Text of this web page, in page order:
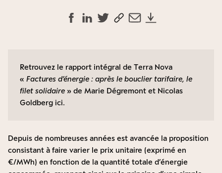
Retrouvez le rapport intégral de Terra Nova
« Factures d’énergie : après le bouclier tarifaire, le
filet solidaire » de Marie Dégremont et Nicolas
Goldberg ici.
Depuis de nombreuses années est avancée la proposition
consistant à faire varier le prix unitaire (exprimé en
€/MWh) en fonction de la quantité totale d’énergie